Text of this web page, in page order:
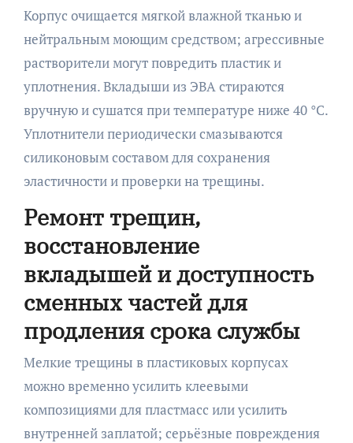
Корпус очищается мягкой влажной тканью и
нейтральным моющим средством; агрессивные
растворители могут повредить пластик и
уплотнения. Вкладыши из ЭВА стираются
вручную и сушатся при температуре ниже 40 °C.
Уплотнители периодически смазываются
силиконовым составом для сохранения
эластичности и проверки на трещины.
Ремонт трещин,
восстановление
вкладышей и доступность
сменных частей для
продления срока службы
Мелкие трещины в пластиковых корпусах
можно временно усилить клеевыми
композициями для пластмасс или усилить
внутренней заплатой; серьёзные повреждения